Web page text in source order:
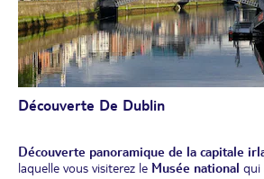
Découverte De Dublin
Découverte panoramique de la capitale
laquelle vous visiterez le Musée national qui